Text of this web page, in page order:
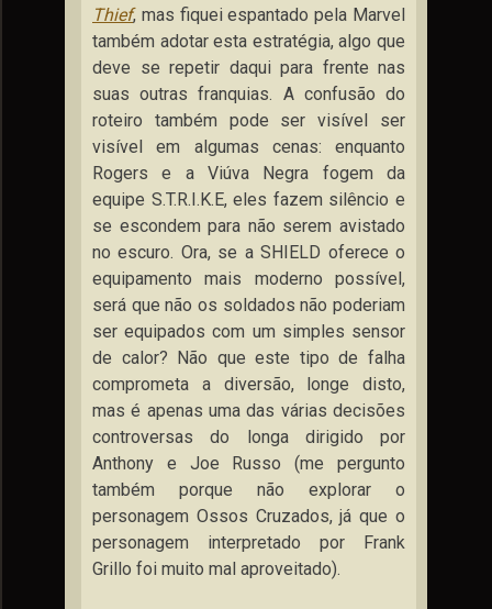
Thief, mas fiquei espantado pela Marvel
também adotar esta estratégia, algo que
deve se repetir daqui para frente nas
suas outras franquias. A confusão do
roteiro também pode ser visível ser
visível em algumas cenas: enquanto
Rogers e a Viúva Negra fogem da
equipe S.T.R.I.K.E, eles fazem silêncio e
se escondem para não serem avistado
no escuro. Ora, se a SHIELD oferece o
equipamento mais moderno possível,
será que não os soldados não poderiam
ser equipados com um simples sensor
de calor? Não que este tipo de falha
comprometa a diversão, longe disto,
mas é apenas uma das várias decisões
controversas do longa dirigido por
Anthony e Joe Russo (me pergunto
também porque não explorar o
personagem Ossos Cruzados, já que o
personagem interpretado por Frank
Grillo foi muito mal aproveitado).